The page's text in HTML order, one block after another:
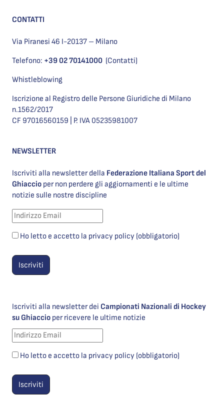
CONTATTI
Via Piranesi 46 I-20137 – Milano
Telefono: +39 02 70141000 (Contatti)
Whistleblowing
Iscrizione al Registro delle Persone Giuridiche di Milano
n.1562/2017
CF 97016560159 | P. IVA 05235981007
NEWSLETTER
Iscriviti alla newsletter della Federazione Italiana Sport del
Ghiaccio per non perdere gli aggiornamenti e le ultime
notizie sulle nostre discipline
Ho letto e accetto la privacy policy (obbligatorio)
Iscriviti alla newsletter dei Campionati Nazionali di Hockey
su Ghiaccio per ricevere le ultime notizie
Ho letto e accetto la privacy policy (obbligatorio)